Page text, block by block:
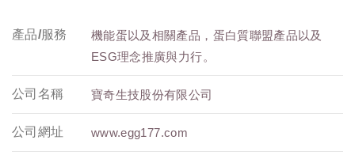
產品/服務
機能蛋以及相關產品，蛋白質聯盟產品以及
ESG理念推廣與力行。
公司名稱 寶奇生技股份有限公司
公司網址 www.egg177.com